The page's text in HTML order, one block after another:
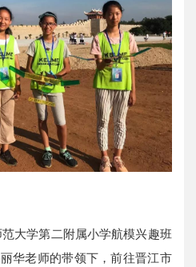
学第二附属小学航模兴趣班
华老师的带领下，前往晋江市